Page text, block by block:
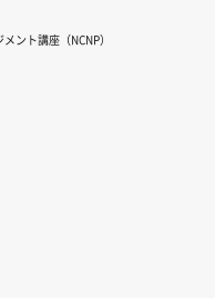
ント講座（NCNP）